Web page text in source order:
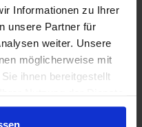
Informationen zu Ihrer
unsere Partner für
weiter. Unsere
möglicherweise mit
ihnen bereitgestellt
Nederland met de